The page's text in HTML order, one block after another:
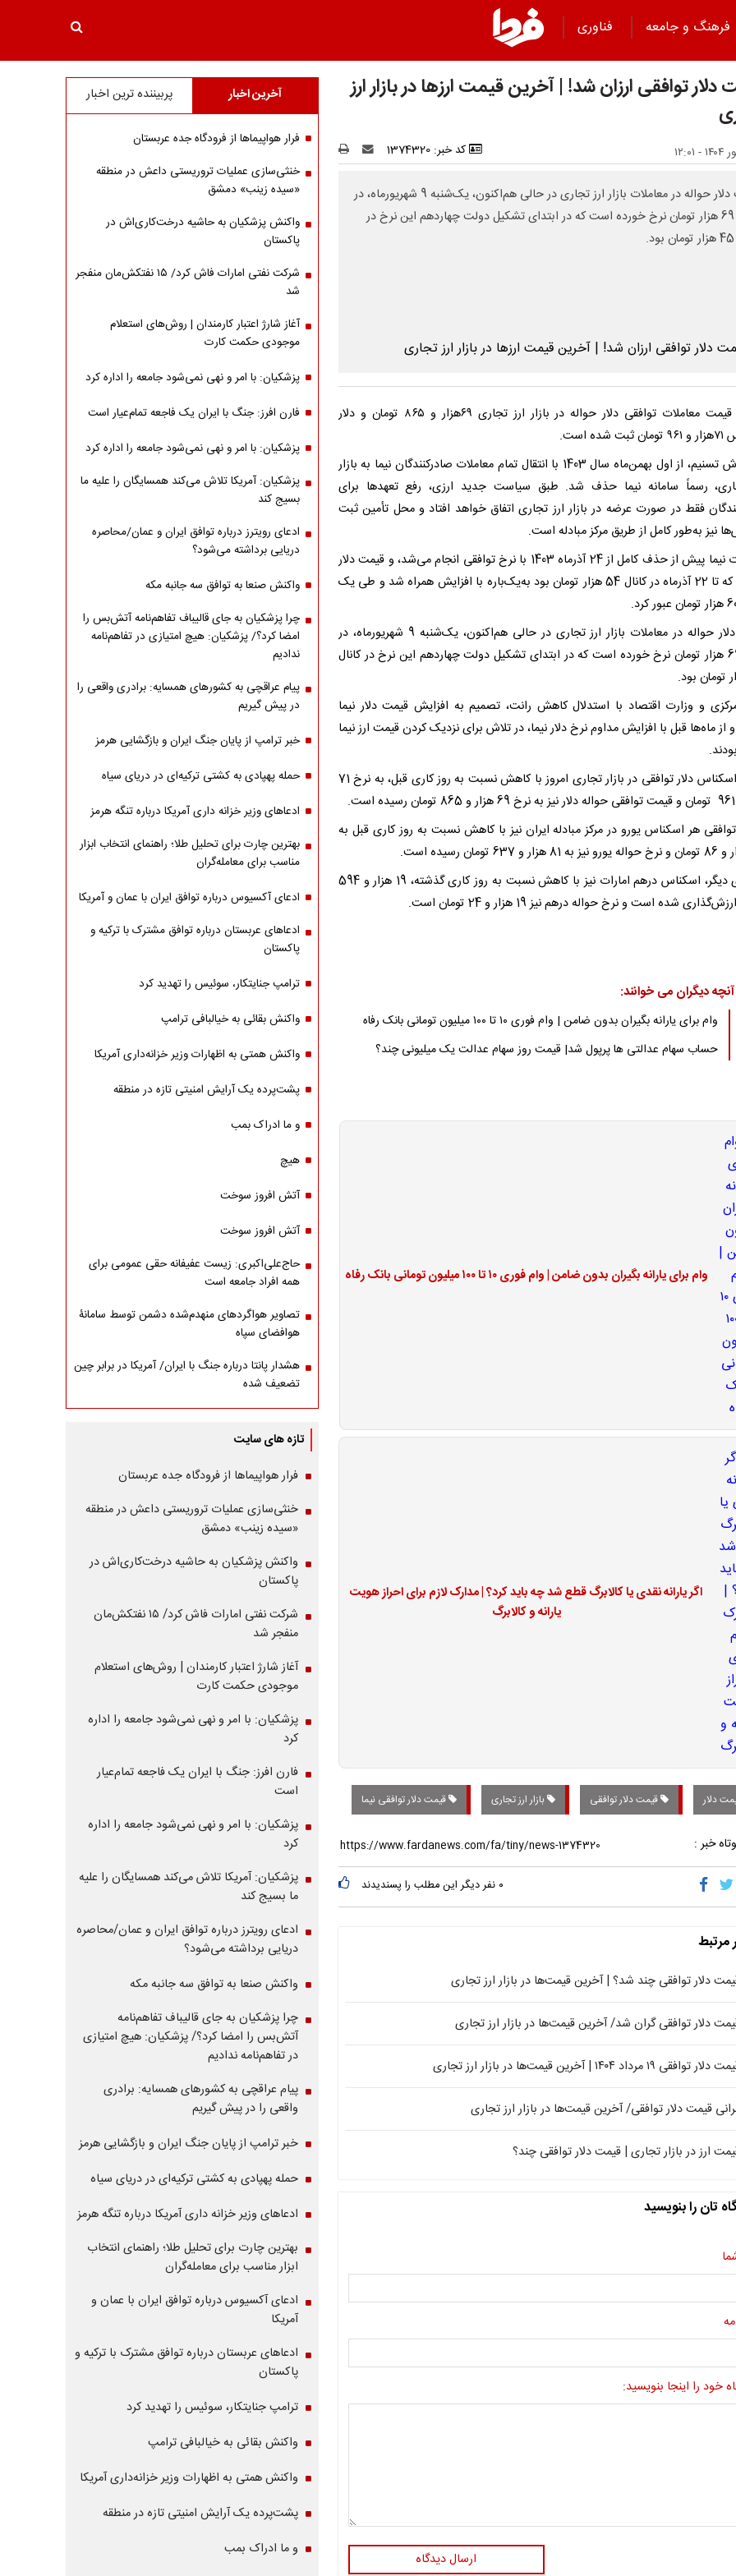
فرهنگ و جامعه فناوری
توافقی ارزان شد! | آخرین قیمت ارزها در بازار ارز
کد خبر: 1374320
قیمت دلار حواله در معاملات بازار ارز تجاری در حالی هم‌اکنون، یک‌شنبه 9 شهریورماه، در
کانال 69 هزار تومان نرخ خورده است که در ابتدای تشکیل دولت چهاردهم این نرخ در
آخرین قیمت معاملات توافقی دلار حواله در بازار ارز تجاری ۶۹هزار و ۸۶۵ تومان و دلار
است.
به گزارش تسنیم، از اول بهمن‌ماه سال 1403 با انتقال تمام معاملات صادرکنندگان نیما به بازار
رسماً سامانه نیما حذف شد. طبق سیاست جدید ارزی، رفع تعهدها برای
فقط در صورت عرضه در بازار ارز تجاری اتفاق خواهد افتاد و محل تأمین ثبت
نیز به‌طور کامل از طریق مرکز مبادله است.
معاملات نیما پیش از حذف کامل از 24 آذرماه 1403 با نرخ توافقی انجام می‌شد، و قیمت دلار
در نیما که تا 22 آذرماه در کانال 54 هزار تومان بود به‌یک‌باره با افزایش همراه شد و طی یک
قیمت دلار حواله در معاملات بازار ارز تجاری در حالی هم‌اکنون، یک‌شنبه 9 شهریورماه، در
کانال 69 هزار تومان نرخ خورده است که در ابتدای تشکیل دولت چهاردهم این نرخ در کانال
و وزارت اقتصاد با استدلال کاهش رانت، تصمیم به افزایش قیمت دلار نیما
از ماه‌ها قبل با افزایش مداوم نرخ دلار نیما، در تلاش برای نزدیک کردن قیمت ارز نیما
قیمت اسکناس دلار توافقی در بازار تجاری امروز با کاهش نسبت به روز کاری قبل، به نرخ 71
هر اسکناس یورو در مرکز مبادله ایران نیز با کاهش نسبت به روز کاری قبل به
از سوی دیگر، اسکناس درهم امارات نیز با کاهش نسبت به روز کاری گذشته، 19 هزار و 594
شده است و نرخ حواله درهم نیز 19 هزار و 24 تومان است.
آنچه دیگران می خوانند:
وام برای یارانه بگیران بدون ضامن | وام فوری ۱۰ تا ۱۰۰ میلیون تومانی بانک رفاه
حساب سهام عدالتی ها پرپول شد| قیمت روز سهام عدالت یک میلیونی چند؟
وام برای یارانه بگیران بدون ضامن | وام فوری ۱۰ تا ۱۰۰ میلیون تومانی بانک رفاه
اگر یارانه نقدی یا کالابرگ قطع شد چه باید کرد؟ | مدارک لازم برای احراز هویت
یارانه و کالابرگ
دلار قیمت دلار توافقی بازار ارز تجاری قیمت دلار توافقی نیما
خبر :
۰ نفر دیگر این مطلب را پسندیدند
مرتبط
دلار توافقی چند شد؟ | آخرین قیمت‌ها در بازار ارز تجاری
دلار توافقی گران شد/ آخرین قیمت‌ها در بازار ارز تجاری
توافقی ۱۹ مرداد ۱۴۰۴ | آخرین قیمت‌ها در بازار ارز تجاری
قیمت دلار توافقی/ آخرین قیمت‌ها در بازار ارز تجاری
ارز در بازار تجاری | قیمت دلار توافقی چند؟
تان را بنویسید
خود را اینجا بنویسید:
ارسال دیدگاه
آخرین اخبار پربیننده ترین اخبار
فرار هواپیماها از فرودگاه جده عربستان
خنثی‌سازی عملیات تروریستی داعش در منطقه
«سیده زینب» دمشق
واکنش پزشکیان به حاشیه درخت‌کاری‌اش در
پاکستان
شرکت نفتی امارات فاش کرد/ ۱۵ نفتکش‌مان منفجر
شد
آغاز شارژ اعتبار کارمندان | روش‌های استعلام
موجودی حکمت کارت
پزشکیان: با امر و نهی نمی‌شود جامعه را اداره کرد
فارن افرز: جنگ با ایران یک فاجعه تمام‌عیار است
پزشکیان: با امر و نهی نمی‌شود جامعه را اداره کرد
پزشکیان: آمریکا تلاش می‌کند همسایگان را علیه ما
بسیج کند
ادعای رویترز درباره توافق ایران و عمان/محاصره
دریایی برداشته می‌شود؟
واکنش صنعا به توافق سه جانبه مکه
چرا پزشکیان به جای قالیباف تفاهم‌نامه آتش‌بس را
امضا کرد؟/ پزشکیان: هیچ امتیازی در تفاهم‌نامه
ندادیم
پیام عراقچی به کشورهای همسایه: برادری واقعی را
در پیش گیریم
خبر ترامپ از پایان جنگ ایران و بازگشایی هرمز
حمله پهپادی به کشتی ترکیه‌ای در دریای سیاه
ادعاهای وزیر خزانه داری آمریکا درباره تنگه هرمز
بهترین چارت برای تحلیل طلا؛ راهنمای انتخاب ابزار
مناسب برای معامله‌گران
ادعای آکسیوس درباره توافق ایران با عمان و آمریکا
ادعاهای عربستان درباره توافق مشترک با ترکیه و
پاکستان
ترامپ جنایتکار، سوئیس را تهدید کرد
واکنش بقائی به خیالبافی ترامپ
واکنش همتی به اظهارات وزیر خزانه‌داری آمریکا
پشت‌پرده یک آرایش امنیتی تازه در منطقه
و ما ادراک بمب
هیچ
آتش افروز سوخت
آتش افروز سوخت
حاج‌علی‌اکبری: زیست عفیفانه حقی عمومی برای
همه افراد جامعه است
تصاویر هواگردهای منهدم‌شده دشمن توسط سامانۀ
هوافضای سپاه
هشدار پانتا درباره جنگ با ایران/ آمریکا در برابر چین
تضعیف شده
تازه های سایت
فرار هواپیماها از فرودگاه جده عربستان
خنثی‌سازی عملیات تروریستی داعش در منطقه
«سیده زینب» دمشق
واکنش پزشکیان به حاشیه درخت‌کاری‌اش در
پاکستان
شرکت نفتی امارات فاش کرد/ ۱۵ نفتکش‌مان
منفجر شد
آغاز شارژ اعتبار کارمندان | روش‌های استعلام
موجودی حکمت کارت
پزشکیان: با امر و نهی نمی‌شود جامعه را اداره
کرد
فارن افرز: جنگ با ایران یک فاجعه تمام‌عیار
است
پزشکیان: با امر و نهی نمی‌شود جامعه را اداره
کرد
پزشکیان: آمریکا تلاش می‌کند همسایگان را علیه
ما بسیج کند
ادعای رویترز درباره توافق ایران و عمان/محاصره
دریایی برداشته می‌شود؟
واکنش صنعا به توافق سه جانبه مکه
چرا پزشکیان به جای قالیباف تفاهم‌نامه
آتش‌بس را امضا کرد؟/ پزشکیان: هیچ امتیازی
در تفاهم‌نامه ندادیم
پیام عراقچی به کشورهای همسایه: برادری
واقعی را در پیش گیریم
خبر ترامپ از پایان جنگ ایران و بازگشایی هرمز
حمله پهپادی به کشتی ترکیه‌ای در دریای سیاه
ادعاهای وزیر خزانه داری آمریکا درباره تنگه هرمز
بهترین چارت برای تحلیل طلا؛ راهنمای انتخاب
ابزار مناسب برای معامله‌گران
ادعای آکسیوس درباره توافق ایران با عمان و
آمریکا
ادعاهای عربستان درباره توافق مشترک با ترکیه و
پاکستان
ترامپ جنایتکار، سوئیس را تهدید کرد
واکنش بقائی به خیالبافی ترامپ
واکنش همتی به اظهارات وزیر خزانه‌داری آمریکا
پشت‌پرده یک آرایش امنیتی تازه در منطقه
و ما ادراک بمب